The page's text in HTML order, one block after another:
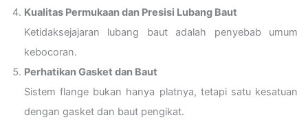
Kualitas Permukaan dan Presisi Lubang Baut
Ketidaksejajaran lubang baut adalah penyebab umum
kebocoran.
Perhatikan Gasket dan Baut
Sistem flange bukan hanya platnya, tetapi satu kesatuan
dengan gasket dan baut pengikat.